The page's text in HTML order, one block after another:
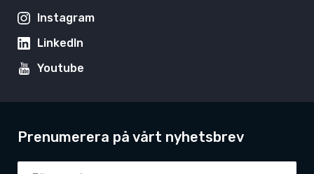
Instagram
LinkedIn
Youtube
Prenumerera på vårt nyhetsbrev